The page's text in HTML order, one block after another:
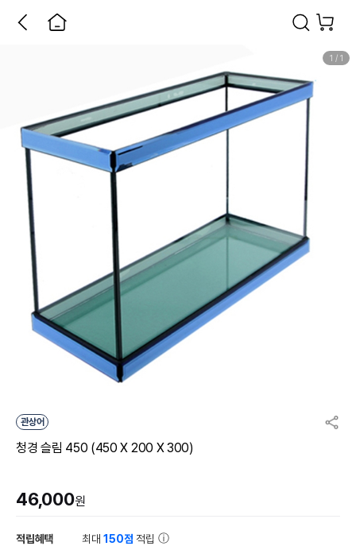
1 / 1
관상어
청경 슬림 450 (450 X 200 X 300)
46,000원
적립혜택 최대150점 적립